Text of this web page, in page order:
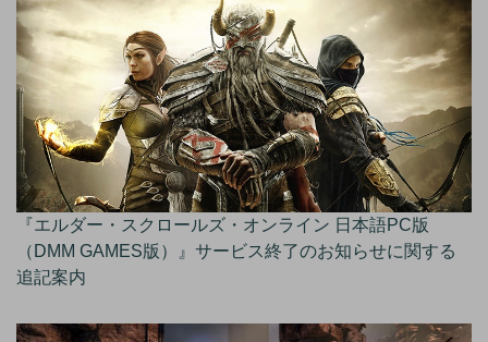
『エルダー・スクロールズ・オンライン 日本語PC版
（DMM GAMES版）』サービス終了のお知らせに関する
追記案内